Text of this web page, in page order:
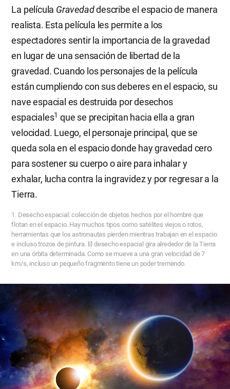
La película Gravedaddescribe el espacio de manera
realista. Esta película les permite a los
espectadores sentir la importancia de la gravedad
en lugar de una sensación de libertad de la
gravedad. Cuando los personajes de la película
están cumpliendo con sus deberes en el espacio, su
nave espacial es destruida por desechos
espaciales1 que se precipitan hacia ella a gran
velocidad. Luego, el personaje principal, que se
queda sola en el espacio donde hay gravedad cero
para sostener su cuerpo o aire para inhalar y
exhalar, lucha contra la ingravidez y por regresar a la
Tierra.
1. Desecho espacial: colección de objetos hechos por el hombre que
flotan en el espacio. Hay muchos tipos como satélites viejos o rotos,
herramientas que los astronautas pierden mientras trabajan en el espacio
e incluso trozos de pintura. El desecho espacial gira alrededor de la Tierra
en una órbita determinada. Como se mueve a una gran velocidad de 7
km/s, incluso un pequeño fragmento tiene un poder tremendo.